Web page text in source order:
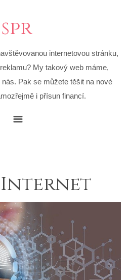
internetovou stránku,
My takový web máme,
nás. Pak se můžete těšit na nové
i přísun financí.
Internet